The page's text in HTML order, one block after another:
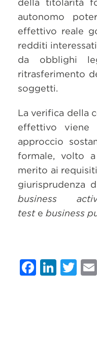
della titolarità
autonomo
effettivo reale
redditi
da obblighi
ritrasferimento
soggetti.
La verifica della
effettivo viene
approccio
formale, volto
merito ai
giurisprudenza
business
teste business